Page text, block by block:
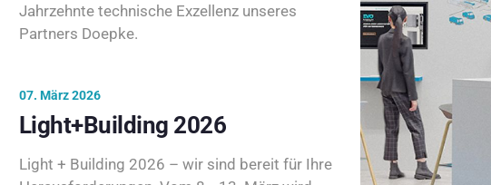
Jahrzehnte technische Exzellenz unseres
Partners Doepke.
07. März 2026
Light+Building 2026
Light + Building 2026 – wir sind bereit für Ihre